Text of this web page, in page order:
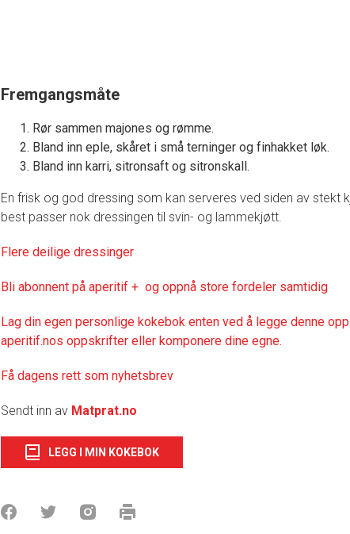
Fremgangsmåte
Rør sammen majones og rømme.
Bland inn eple, skåret i små terninger og finhakket løk.
Bland inn karri, sitronsaft og sitronskall.
En frisk og god dressing som kan serveres ved siden av stekt
best passer nok dressingen til svin- og lammekjøtt.
Flere deilige dressinger
Bli abonnent på aperitif + og oppnå store fordeler samtidig
Lag din egen personlige kokebok enten ved å legge denne
aperitif.nos oppskrifter eller komponere dine egne.
Få dagens rett som nyhetsbrev
Sendt inn av Matprat.no
LEGG I MIN KOKEBOK